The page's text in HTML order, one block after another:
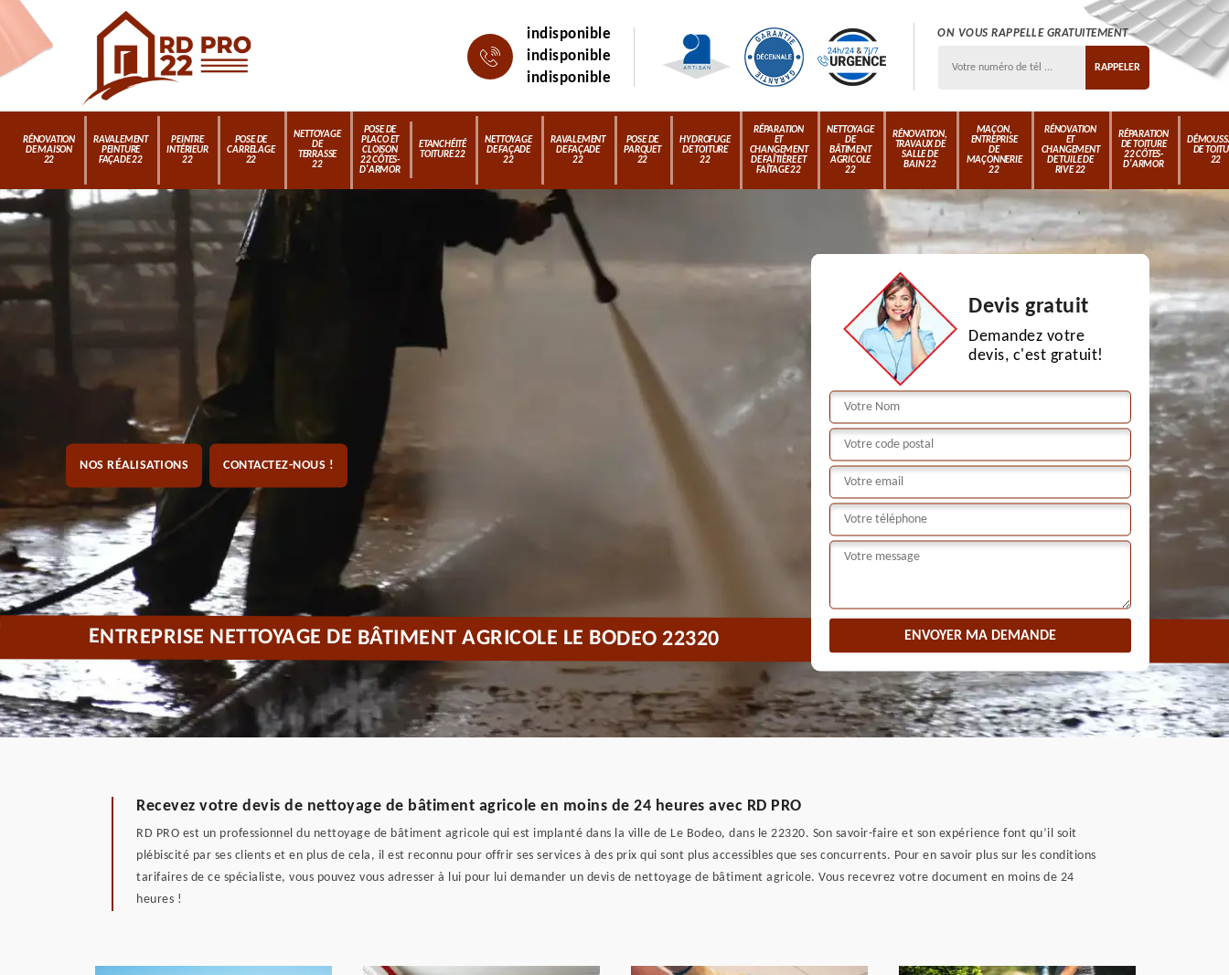
indisponible
indisponible
indisponible
ON VOUS RAPPELLE GRATUITEMENT
RÉNOVATION
DE MAISON
22
RAVALEMENT
PEINTURE
FAÇADE 22
PEINTRE
INTÉRIEUR
22
POSE DE
CARRELAGE
22
NETTOYAGE
DE
TERRASSE
22
POSE DE
PLACO ET
CLOISON
22 CÔTES-
D'ARMOR
ETANCHÉITÉ
TOITURE 22
NETTOYAGE
DE FAÇADE
22
RAVALEMENT
DE FAÇADE
22
POSE DE
PARQUET
22
HYDROFUGE
DE TOITURE
22
RÉPARATION
ET
CHANGEMENT
DE FAÎTIÈRE ET
FAÎTAGE 22
NETTOYAGE
DE
BÂTIMENT
AGRICOLE
22
RÉNOVATION,
TRAVAUX DE
SALLE DE
BAIN 22
MAÇON,
ENTREPRISE
DE
MAÇONNERIE
22
RÉNOVATION
ET
CHANGEMENT
DE TUILE DE
RIVE 22
RÉPARATION
DE TOITURE
22 CÔTES-
D'ARMOR
DE
22
NOS RÉALISATIONS CONTACTEZ-NOUS !
Devis gratuit
Demandez votre
devis, c'est gratuit!
ENTREPRISE NETTOYAGE DE BÂTIMENT AGRICOLE LE BODEO 22320
Recevez votre devis de nettoyage de bâtiment agricole en moins de 24 heures avec RD PRO
RD PRO est un professionnel du nettoyage de bâtiment agricole qui est implanté dans la ville de Le Bodeo, dans le 22320. Son savoir-faire et son expérience font qu’il soit
plébiscité par ses clients et en plus de cela, il est reconnu pour offrir ses services à des prix qui sont plus accessibles que ses concurrents. Pour en savoir plus sur les conditions
tarifaires de ce spécialiste, vous pouvez vous adresser à lui pour lui demander un devis de nettoyage de bâtiment agricole. Vous recevrez votre document en moins de 24
heures !